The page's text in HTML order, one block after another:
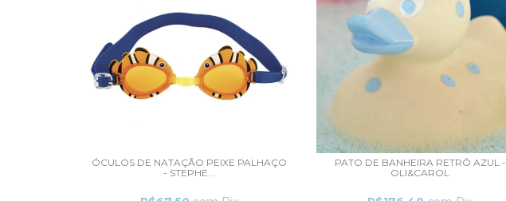
ÓCULOS DE NATAÇÃO PEIXE PALHAÇO
- STEPHE...
PATO DE BANHEIRA RETRÔ AZUL -
OLI&CAROL